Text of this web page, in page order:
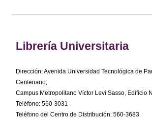
Librería Universitaria
Dirección: Avenida Universidad Tecnológica de
Centenario,
Campus Metropolitano Víctor Levi Sasso, Edificio
Teléfono: 560-3031
Teléfono del Centro de Distribución: 560-3683